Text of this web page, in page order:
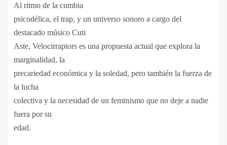
Al ritmo de la cumbia
psicodélica, el trap, y un universo sonoro a cargo del
destacado músico Cuti
Aste, Velocirraptors es una propuesta actual que explora la
marginalidad, la
precariedad económica y la soledad, pero también la fuerza de
la lucha
colectiva y la necesidad de un feminismo que no deje a nadie
fuera por su
edad.